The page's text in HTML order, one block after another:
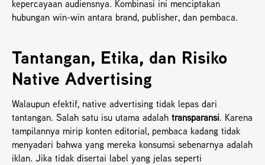
kepercayaan audiensnya. Kombinasi ini menciptakan
hubungan win-win antara brand, publisher, dan pembaca.
Tantangan, Etika, dan Risiko
Native Advertising
Walaupun efektif, native advertising tidak lepas dari
tantangan. Salah satu isu utama adalah transparansi. Karena
tampilannya mirip konten editorial, pembaca kadang tidak
menyadari bahwa yang mereka konsumsi sebenarnya adalah
iklan. Jika tidak disertai label yang jelas seperti